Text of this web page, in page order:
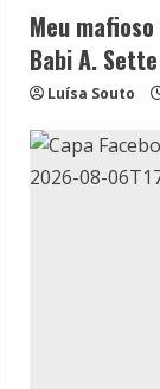
Meu
Babi A. Sette
Luísa Souto